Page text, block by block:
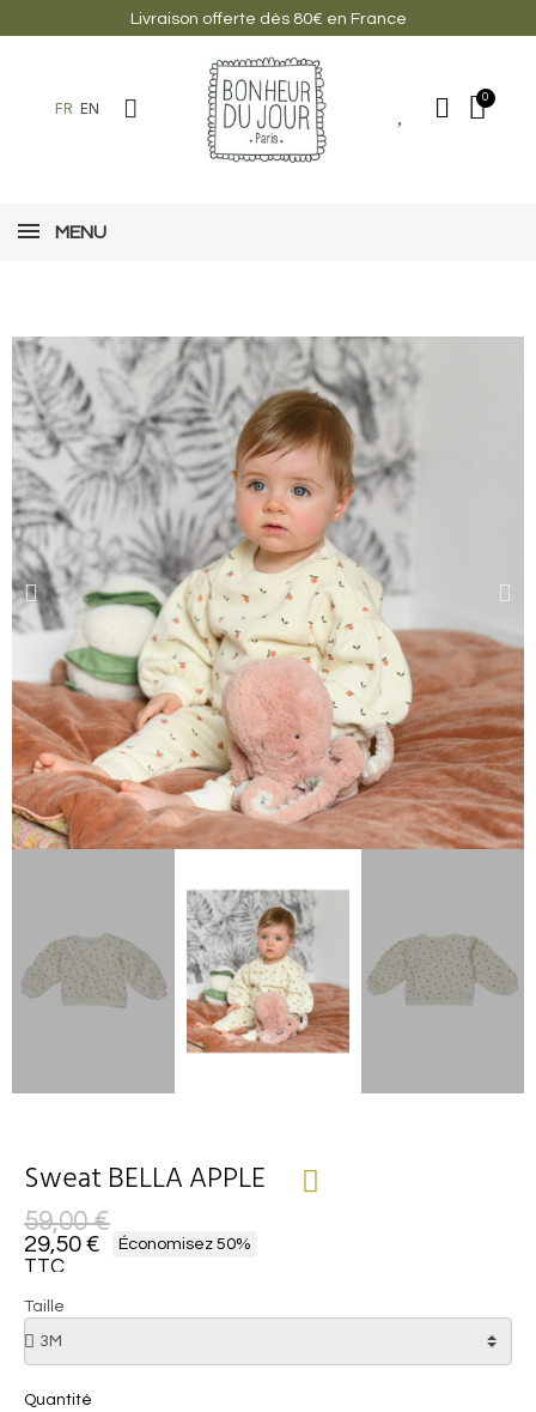
Livraison offerte dès 80€ en France
FR EN
MENU
Sweat BELLA APPLE
59,00 €
29,50 € Économisez 50%
TTC
Taille
Quantité